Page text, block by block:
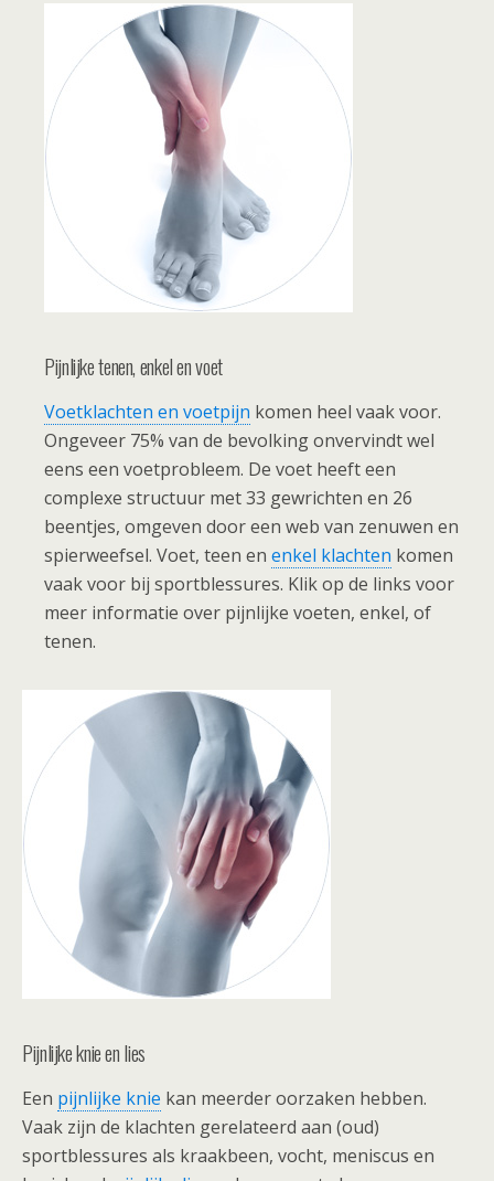
Pijnlijke tenen, enkel en voet
Voetklachten en voetpijn komen heel vaak voor.
Ongeveer 75% van de bevolking onvervindt wel
eens een voetprobleem. De voet heeft een
complexe structuur met 33 gewrichten en 26
beentjes, omgeven door een web van zenuwen en
spierweefsel. Voet, teen en enkel klachten komen
vaak voor bij sportblessures. Klik op de links voor
meer informatie over pijnlijke voeten, enkel, of
tenen.
Pijnlijke knie en lies
Een pijnlijke knie kan meerder oorzaken hebben.
Vaak zijn de klachten gerelateerd aan (oud)
sportblessures als kraakbeen, vocht, meniscus en